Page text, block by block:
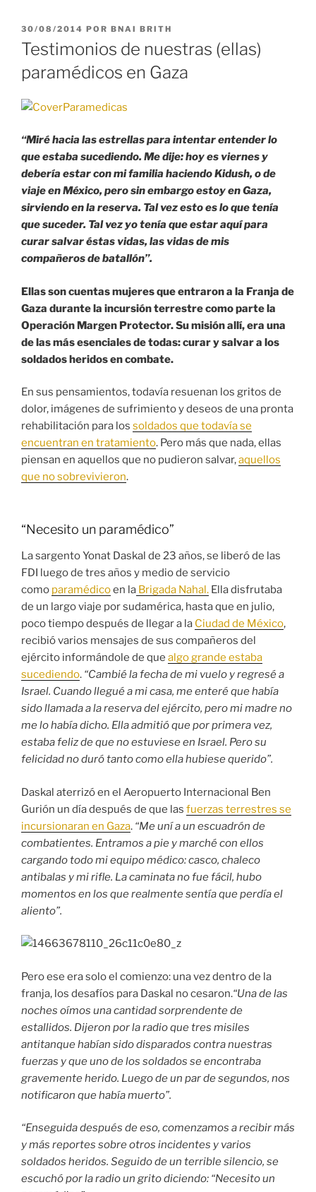
PUBLICADO
EL
30/08/2014 POR BNAI BRITH
Testimonios de nuestras (ellas)
paramédicos en Gaza
“Miré hacia las estrellas para intentar entender lo
que estaba sucediendo. Me dije: hoy es viernes y
debería estar con mi familia haciendo Kidush, o de
viaje en México, pero sin embargo estoy en Gaza,
sirviendo en la reserva. Tal vez esto es lo que tenía
que suceder. Tal vez yo tenía que estar aquí para
curar salvar éstas vidas, las vidas de mis
compañeros de batallón”.
Ellas son cuentas mujeres que entraron a la Franja de
Gaza durante la incursión terrestre como parte la
Operación Margen Protector. Su misión allí, era una
de las más esenciales de todas: curar y salvar a los
soldados heridos en combate.
En sus pensamientos, todavía resuenan los gritos de
dolor, imágenes de sufrimiento y deseos de una pronta
rehabilitación para los soldados que todavía se
encuentran en tratamiento. Pero más que nada, ellas
piensan en aquellos que no pudieron salvar,aquellos
que no sobrevivieron.
“Necesito un paramédico”
La sargento Yonat Daskal de 23 años, se liberó de las
FDI luego de tres años y medio de servicio
como paramédicoen la Brigada Nahal. Ella disfrutaba
de un largo viaje por sudamérica, hasta que en julio,
poco tiempo después de llegar a la Ciudad de México,
recibió varios mensajes de sus compañeros del
ejército informándole de que algo grande estaba
sucediendo. “Cambié la fecha de mi vuelo y regresé a
Israel. Cuando llegué a mi casa, me enteré que había
sido llamada a la reserva del ejército, pero mi madre no
me lo había dicho. Ella admitió que por primera vez,
estaba feliz de que no estuviese en Israel. Pero su
felicidad no duró tanto como ella hubiese querido”.
Daskal aterrizó en el Aeropuerto Internacional Ben
Gurión un día después de que las fuerzas terrestres se
incursionaran en Gaza. “Me uní a un escuadrón de
combatientes. Entramos a pie y marché con ellos
cargando todo mi equipo médico: casco, chaleco
antibalas y mi rifle. La caminata no fue fácil, hubo
momentos en los que realmente sentía que perdía el
aliento”.
Pero ese era solo el comienzo: una vez dentro de la
franja, los desafíos para Daskal no cesaron.“Una de las
noches oímos una cantidad sorprendente de
estallidos. Dijeron por la radio que tres misiles
antitanque habían sido disparados contra nuestras
fuerzas y que uno de los soldados se encontraba
gravemente herido. Luego de un par de segundos, nos
notificaron que había muerto”.
“Enseguida después de eso, comenzamos a recibir más
y más reportes sobre otros incidentes y varios
soldados heridos. Seguido de un terrible silencio, se
escuchó por la radio un grito diciendo: “Necesito un